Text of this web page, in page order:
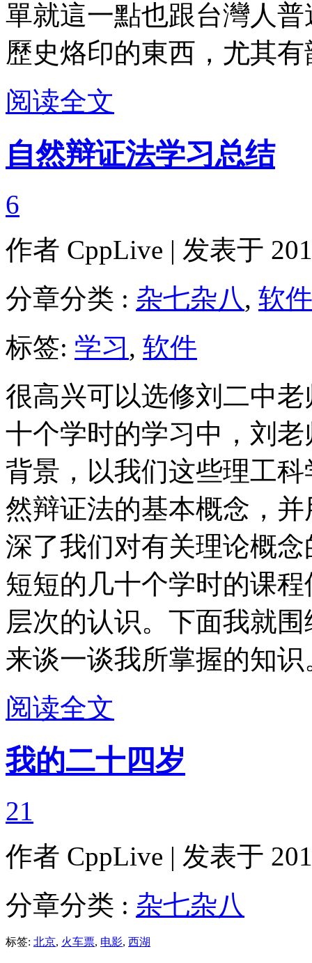
單就這一點也跟台灣人
歷史烙印的東西，尤其
阅读全文
自然辩证法学习总结
6
作者 CppLive | 发表于
分章分类 : 杂七杂八, 软
标签: 学习, 软件
很高兴可以选修刘二中
十个学时的学习中，刘
背景，以我们这些理工
然辩证法的基本概念，
深了我们对有关理论概
短短的几十个学时的课
层次的认识。下面我就
来谈一谈我所掌握的知识
阅读全文
我的二十四岁
21
作者 CppLive | 发表于
分章分类 : 杂七杂八
标签: 北京, 火车票, 电影, 西湖